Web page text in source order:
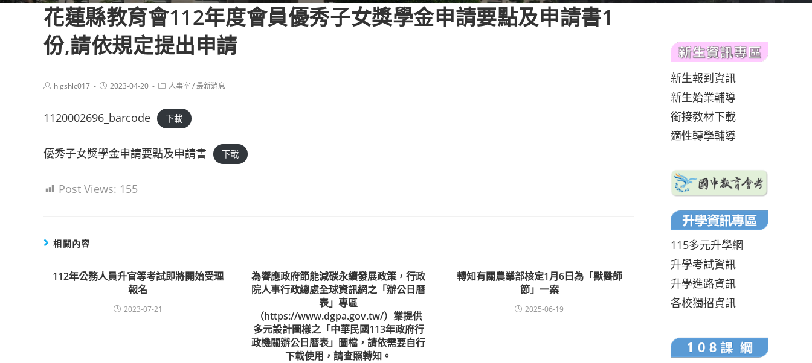
花蓮縣教育會112年度會員優秀子女獎學金申請要點及申請書1
份,請依規定提出申請
Posthlgshlc017
Post2023-04-20
Post人事室 /最新消息
1120002696_barcode 下載
優秀子女獎學金申請要點及申請書 下載
Post Views: 155
相關內容
112年公務人員升官等考試即將開始受理
報名
2023-07-21
為響應政府節能減碳永續發展政策，行政
院人事行政總處全球資訊網之「辦公日曆
表」專區
（https://www.dgpa.gov.tw/）業提供
多元設計圖樣之「中華民國113年政府行
政機關辦公日曆表」圖檔，請依需要自行
下載使用，請查照轉知。
轉知有關農業部核定1月6日為「獸醫師
節」一案
2025-06-19
新生報到資訊
新生始業輔導
銜接教材下載
適性轉學輔導
115多元升學網
升學考試資訊
升學進路資訊
各校獨招資訊